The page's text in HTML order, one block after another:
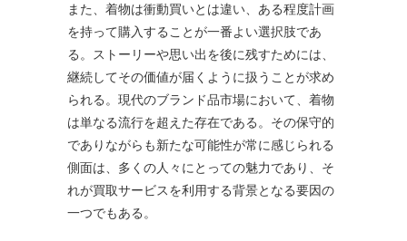
また、着物は衝動買いとは違い、ある程度計画
を持って購入することが一番よい選択肢であ
る。ストーリーや思い出を後に残すためには、
継続してその価値が届くように扱うことが求め
られる。現代のブランド品市場において、着物
は単なる流行を超えた存在である。その保守的
でありながらも新たな可能性が常に感じられる
側面は、多くの人々にとっての魅力であり、そ
れが買取サービスを利用する背景となる要因の
一つでもある。